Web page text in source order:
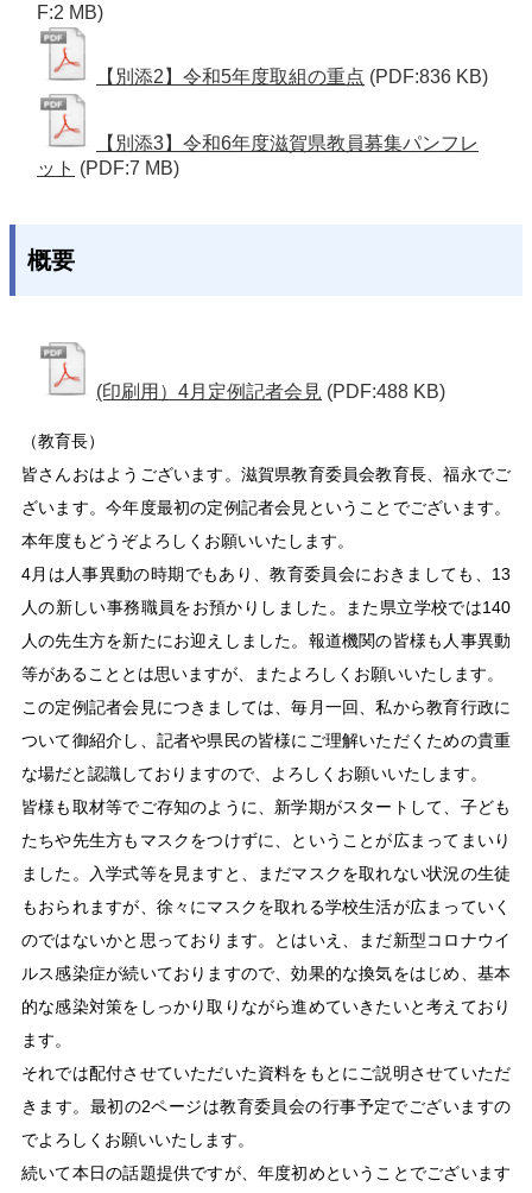
F:2 MB)
【別添2】令和5年度取組の重点 (PDF:836 KB)
【別添3】令和6年度滋賀県教員募集パンフレ
ット (PDF:7 MB)
概要
(印刷用）4月定例記者会見 (PDF:488 KB)
（教育長）
皆さんおはようございます。滋賀県教育委員会教育長、福永でご
ざいます。今年度最初の定例記者会見ということでございます。
本年度もどうぞよろしくお願いいたします。
4月は人事異動の時期でもあり、教育委員会におきましても、13
人の新しい事務職員をお預かりしました。また県立学校では140
人の先生方を新たにお迎えしました。報道機関の皆様も人事異動
等があることとは思いますが、またよろしくお願いいたします。
この定例記者会見につきましては、毎月一回、私から教育行政に
ついて御紹介し、記者や県民の皆様にご理解いただくための貴重
な場だと認識しておりますので、よろしくお願いいたします。
皆様も取材等でご存知のように、新学期がスタートして、子ども
たちや先生方もマスクをつけずに、ということが広まってまいり
ました。入学式等を見ますと、まだマスクを取れない状況の生徒
もおられますが、徐々にマスクを取れる学校生活が広まっていく
のではないかと思っております。とはいえ、まだ新型コロナウイ
ルス感染症が続いておりますので、効果的な換気をはじめ、基本
的な感染対策をしっかり取りながら進めていきたいと考えており
ます。
それでは配付させていただいた資料をもとにご説明させていただ
きます。最初の2ページは教育委員会の行事予定でございますの
でよろしくお願いいたします。
続いて本日の話題提供ですが、年度初めということでございます